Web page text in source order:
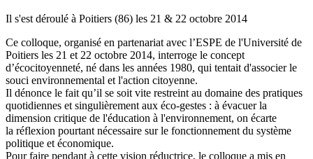
Il s'est déroulé à Poitiers (86) les 21 & 22 octobre 2014
Ce colloque, organisé en partenariat avec l’ESPE de l'Université de
Poitiers les 21 et 22 octobre 2014, interroge le concept
d’écocitoyenneté, né dans les années 1980, qui tentait d'associer le
souci environnemental et l'action citoyenne.
Il dénonce le fait qu’il se soit vite restreint au domaine des pratiques
quotidiennes et singulièrement aux éco-gestes : à évacuer la
dimension critique de l'éducation à l'environnement, on écarte
la réflexion pourtant nécessaire sur le fonctionnement du système
politique et économique.
Pour faire pendant à cette vision réductrice, le colloque a mis en